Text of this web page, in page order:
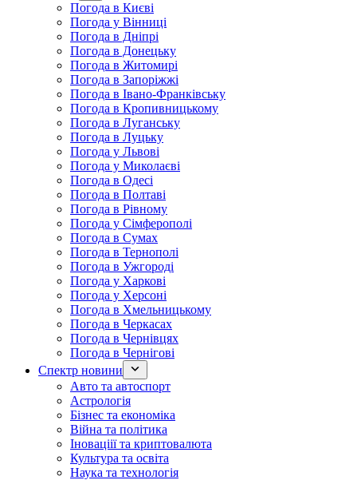
Погода в Києві
Погода у Вінниці
Погода в Дніпрі
Погода в Донецьку
Погода в Житомирі
Погода в Запоріжжі
Погода в Івано-Франківську
Погода в Кропивницькому
Погода в Луганську
Погода в Луцьку
Погода у Львові
Погода у Миколаєві
Погода в Одесі
Погода в Полтаві
Погода в Рівному
Погода у Сімферополі
Погода в Сумах
Погода в Тернополі
Погода в Ужгороді
Погода у Харкові
Погода у Херсоні
Погода в Хмельницькому
Погода в Черкасах
Погода в Чернівцях
Погода в Чернігові
Спектр новини
Авто та автоспорт
Астрологія
Бізнес та економіка
Війна та політика
Іноваціії та криптовалюта
Культура та освіта
Наука та технологія